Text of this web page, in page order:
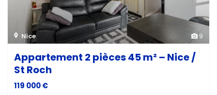
9
Nice
Appartement 2 pièces 45 m² – Nice /
St Roch
119 000 €